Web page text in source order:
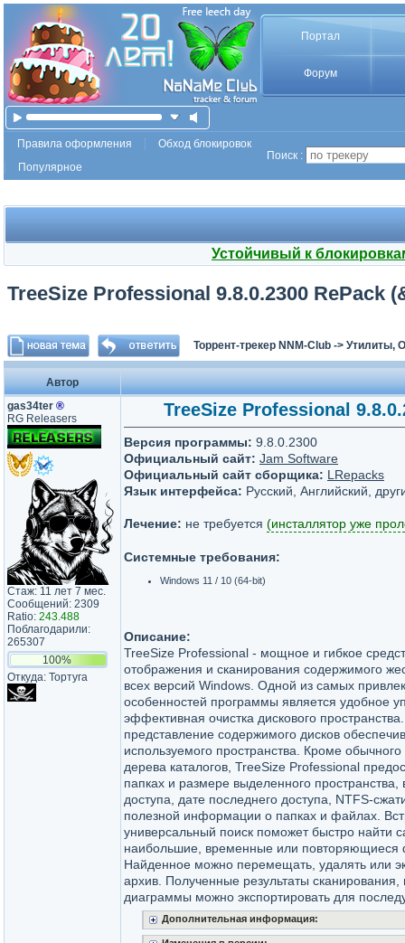
Портал
Форум
Правила оформления
Обход блокировок
Популярное
Поиск :
Устойчивый к
TreeSize Professional 9.8.0.2300 RePack
Торрент-трекер NNM-Club -> Утилиты,
Автор
gas34ter ®
RG Releasers
Стаж: 11 лет 7 мес.
Сообщений: 2309
Ratio: 243.488
Поблагодарили:
265307
100%
Откуда: Тортуга
TreeSize Professional
Версия программы: 9.8.0.2300
Официальный сайт: Jam Software
Официальный сайт сборщика: LRepacks
Язык интерфейса: Русский, Английский,
Лечение: не требуется (инсталлятор уже
Системные требования:
Windows 11 / 10 (64-bit)
Описание:
TreeSize Professional - мощное и гибкое
отображения и сканирования содержимого
всех версий Windows. Одной из самых
особенностей программы является удобное
эффективная очистка дискового
представление содержимого дисков
используемого пространства. Кроме
дерева каталогов, TreeSize Professional
папках и размере выделенного пространства,
доступа, дате последнего доступа, NTFS-
полезной информации о папках и файлах.
универсальный поиск поможет быстро найти
наибольшие, временные или повторяющиеся
Найденное можно перемещать, удалять или
архив. Полученные результаты сканирования,
диаграммы можно экспортировать для
Дополнительная информация: